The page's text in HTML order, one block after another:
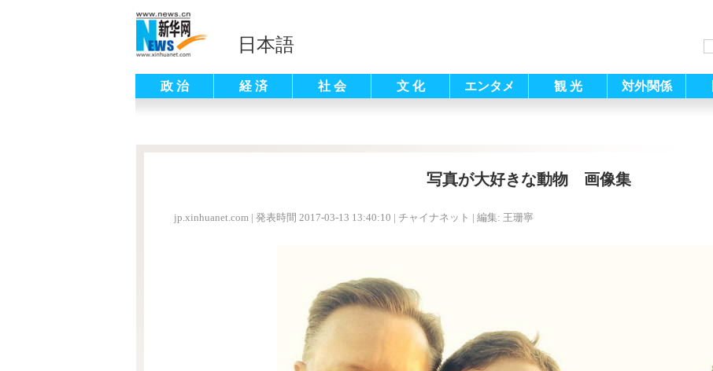
日本語
政 治 経 済 社 会 文 化 エンタメ 観 光 対外関係
写真が大好きな動物 画像集
jp.xinhuanet.com | 発表時間 2017-03-13 13:40:10 | チャイナネット | 編集: 王珊寧